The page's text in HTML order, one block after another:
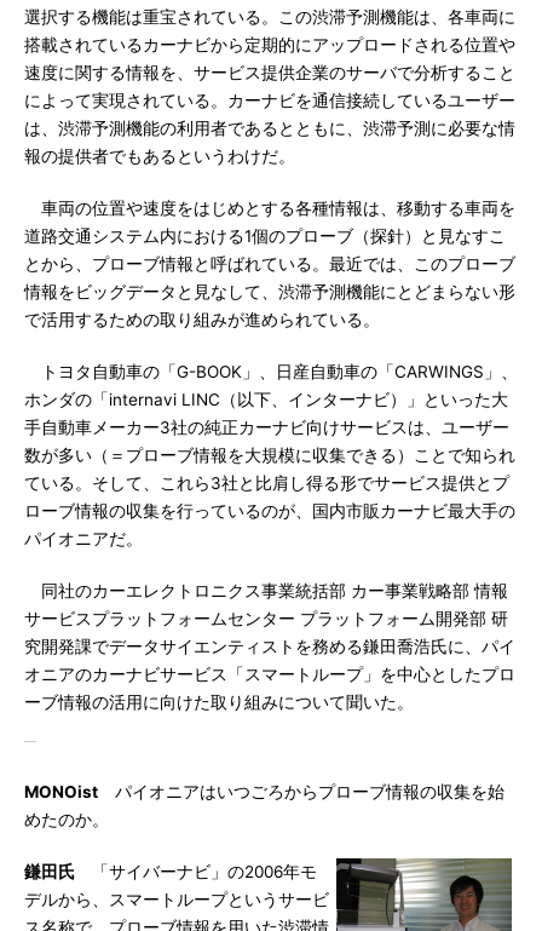
選択する機能は重宝されている。この渋滞予測機能は、各車両に
搭載されているカーナビから定期的にアップロードされる位置や
速度に関する情報を、サービス提供企業のサーバで分析すること
によって実現されている。カーナビを通信接続しているユーザー
は、渋滞予測機能の利用者であるとともに、渋滞予測に必要な情
報の提供者でもあるというわけだ。
車両の位置や速度をはじめとする各種情報は、移動する車両を
道路交通システム内における1個のプローブ（探針）と見なすこ
とから、プローブ情報と呼ばれている。最近では、このプローブ
情報をビッグデータと見なして、渋滞予測機能にとどまらない形
で活用するための取り組みが進められている。
トヨタ自動車の「G-BOOK」、日産自動車の「CARWINGS」、
ホンダの「internavi LINC（以下、インターナビ）」といった大
手自動車メーカー3社の純正カーナビ向けサービスは、ユーザー
数が多い（＝プローブ情報を大規模に収集できる）ことで知られ
ている。そして、これら3社と比肩し得る形でサービス提供とプ
ローブ情報の収集を行っているのが、国内市販カーナビ最大手の
パイオニアだ。
同社のカーエレクトロニクス事業統括部 カー事業戦略部 情報
サービスプラットフォームセンター プラットフォーム開発部 研
究開発課でデータサイエンティストを務める鎌田喬浩氏に、パイ
オニアのカーナビサービス「スマートループ」を中心としたプロ
ーブ情報の活用に向けた取り組みについて聞いた。
MONOist パイオニアはいつごろからプローブ情報の収集を始
めたのか。
鎌田氏 「サイバーナビ」の2006年モ
デルから、スマートループというサービ